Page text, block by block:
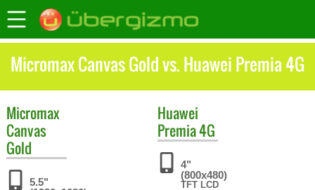
Micromax Canvas Gold vs. Huawei Premia 4G
Micromax
Canvas
Gold
5.5"
Huawei
Premia 4G
4"
(800x480)
TFT LCD